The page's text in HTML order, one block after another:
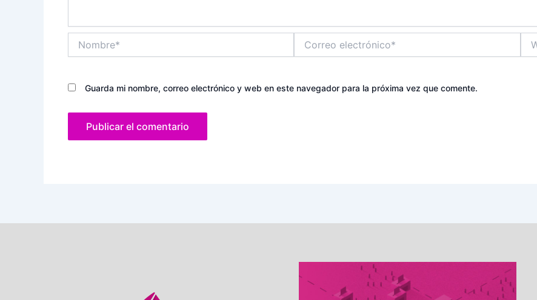
electrónico*
Guarda mi nombre, correo electrónico y web en este navegador para la próxima vez que comente.